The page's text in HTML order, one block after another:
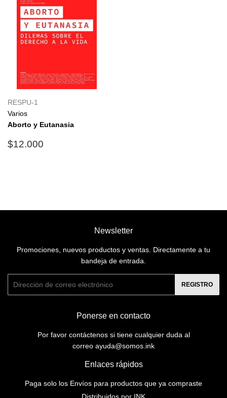
RESPU-1
Varios
Aborto y Eutanasia
Precio
$12.000
Newsletter
Promociones, nuevos productos y ventas. Directamente a tu
bandeja de entrada.
REGISTRO
Ponerse en contacto
Por favor contáctenos si tiene cualquier duda al
correo ayuda@somos.ink
Enlaces rápidos
Paga solo los Envíos para productos que ya compraste
Distribuidos por INK